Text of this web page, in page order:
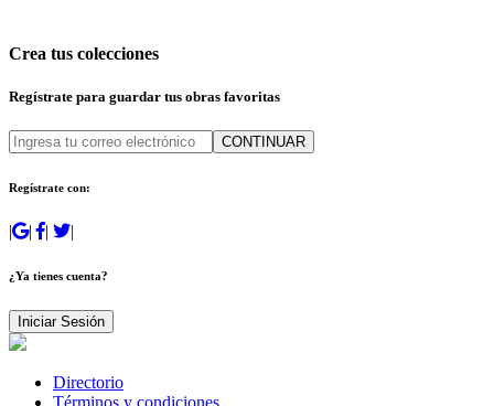
Crea tus colecciones
Regístrate para guardar tus obras favoritas
CONTINUAR
Regístrate con:
| | | |
¿Ya tienes cuenta?
Iniciar Sesión
Directorio
Términos y condiciones